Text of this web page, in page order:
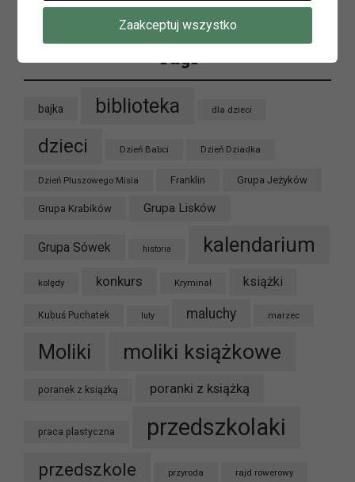
Tagi
bajka biblioteka dla dzieci
dzieci Dzień Babci Dzień Dziadka
Dzień Pluszowego Misia Franklin Grupa Jeżyków
Grupa Krabików Grupa Lisków
Grupa Sówek historia kalendarium
kolędy konkurs Kryminał książki
Kubuś Puchatek luty maluchy marzec
Moliki moliki książkowe
poranek z książką poranki z książką
praca plastyczna przedszkolaki
przedszkole przyroda rajd rowerowy
Zaakceptuj wszystko